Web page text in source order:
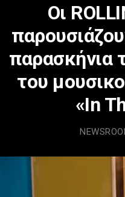
Οι
παρασκήνια
του
«In